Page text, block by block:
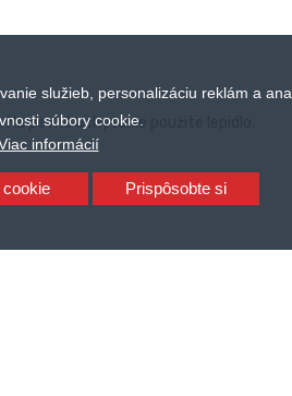
služieb, personalizáciu reklám a
súbory cookie.
informácií
Prispôsobte si
pevné uchytenie použite lepidlo.